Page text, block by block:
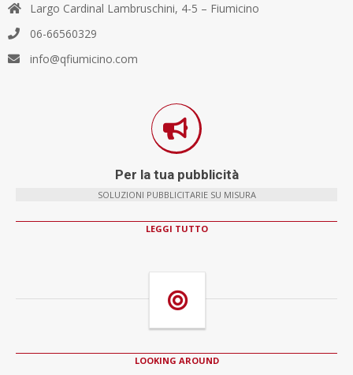
Largo Cardinal Lambruschini, 4-5 – Fiumicino
06-66560329
info@qfiumicino.com
Per la tua pubblicità
SOLUZIONI PUBBLICITARIE SU MISURA
LEGGI TUTTO
LOOKING AROUND